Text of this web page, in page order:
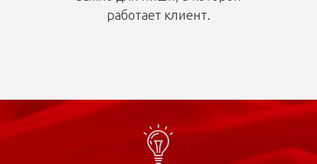
работает клиент.